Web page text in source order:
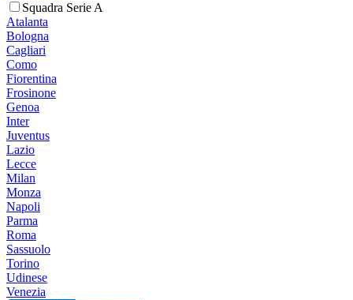
Squadra Serie A
Atalanta
Bologna
Cagliari
Como
Fiorentina
Frosinone
Genoa
Inter
Juventus
Lazio
Lecce
Milan
Monza
Napoli
Parma
Roma
Sassuolo
Torino
Udinese
Venezia